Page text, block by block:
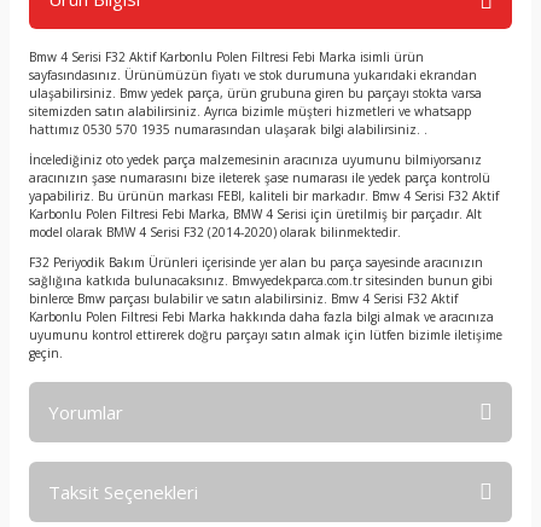
Bmw 4 Serisi F32 Aktif Karbonlu Polen Filtresi Febi Marka isimli ürün
sayfasındasınız. Ürünümüzün fiyatı ve stok durumuna yukarıdaki ekrandan
ulaşabilirsiniz. Bmw yedek parça, ürün grubuna giren bu parçayı stokta varsa
sitemizden satın alabilirsiniz. Ayrıca bizimle müşteri hizmetleri ve whatsapp
hattımız 0530 570 1935 numarasından ulaşarak bilgi alabilirsiniz. .
İncelediğiniz oto yedek parça malzemesinin aracınıza uyumunu bilmiyorsanız
aracınızın şase numarasını bize ileterek şase numarası ile yedek parça kontrolü
yapabiliriz. Bu ürünün markası FEBI, kaliteli bir markadır. Bmw 4 Serisi F32 Aktif
Karbonlu Polen Filtresi Febi Marka, BMW 4 Serisi için üretilmiş bir parçadır. Alt
model olarak BMW 4 Serisi F32 (2014-2020) olarak bilinmektedir.
F32 Periyodik Bakım Ürünleri içerisinde yer alan bu parça sayesinde aracınızın
sağlığına katkıda bulunacaksınız. Bmwyedekparca.com.tr sitesinden bunun gibi
binlerce Bmw parçası bulabilir ve satın alabilirsiniz. Bmw 4 Serisi F32 Aktif
Karbonlu Polen Filtresi Febi Marka hakkında daha fazla bilgi almak ve aracınıza
uyumunu kontrol ettirerek doğru parçayı satın almak için lütfen bizimle iletişime
geçin.
Yorumlar
Taksit Seçenekleri